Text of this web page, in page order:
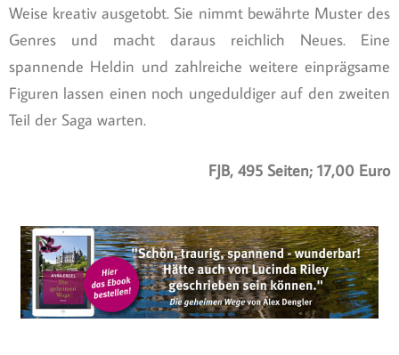
Weise kreativ ausgetobt. Sie nimmt bewährte Muster des
Genres und macht daraus reichlich Neues. Eine
spannende Heldin und zahlreiche weitere einprägsame
Figuren lassen einen noch ungeduldiger auf den zweiten
Teil der Saga warten.
FJB, 495 Seiten; 17,00 Euro